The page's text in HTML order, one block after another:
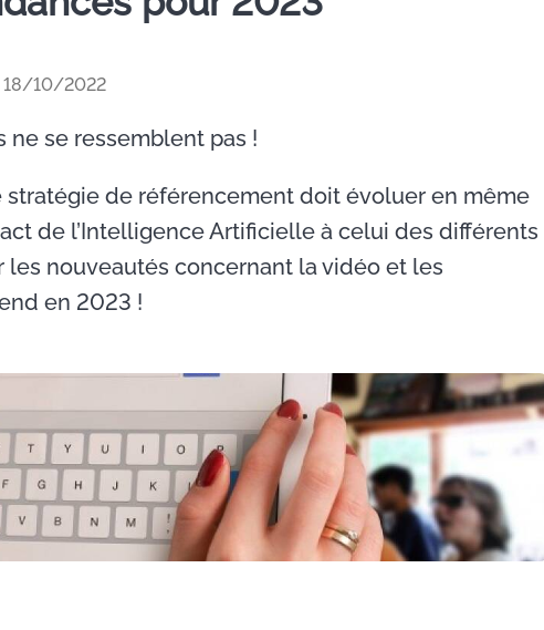
18/10/2022
ne se ressemblent pas !
stratégie de référencement doit évoluer en même
de l’Intelligence Artificielle à celui des différents
les nouveautés concernant la vidéo et les
en 2023 !